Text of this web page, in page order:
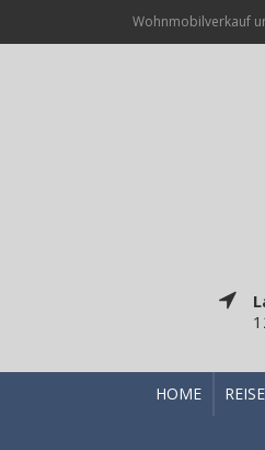
Wohnmobilverkauf
HOME